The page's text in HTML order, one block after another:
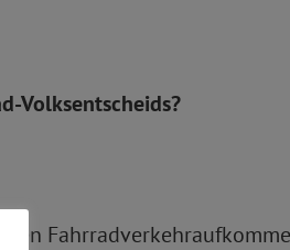
Volksentscheids?